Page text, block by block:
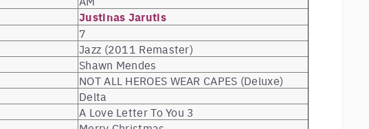
Justinas Jarutis
7
Jazz (2011 Remaster)
Shawn Mendes
NOT ALL HEROES WEAR CAPES (Deluxe)
Delta
A Love Letter To You 3